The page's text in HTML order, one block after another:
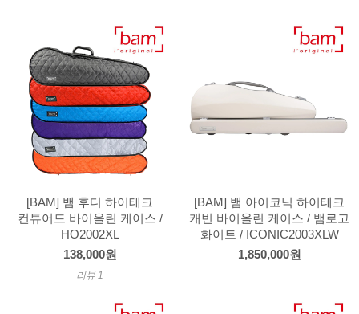
[BAM] 뱀 후디 하이테크
컨튜어드 바이올린 케이스 /
HO2002XL
138,000원
리뷰 1
[BAM] 뱀 아이코닉 하이테크
캐빈 바이올린 케이스 / 뱀로고
화이트 / ICONIC2003XLW
1,850,000원